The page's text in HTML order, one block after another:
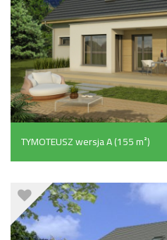
TYMOTEUSZ wersja A (155 m²)